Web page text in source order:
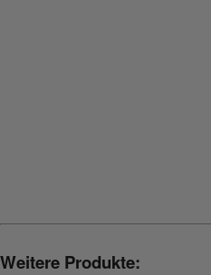
Weitere Produkte: